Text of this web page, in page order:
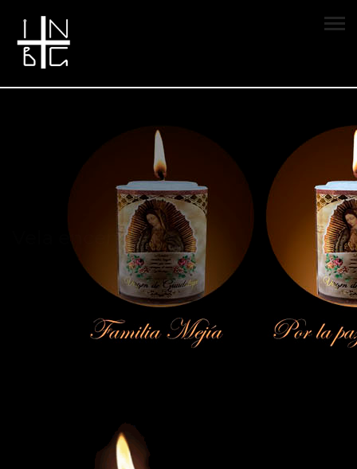
Vela encendida